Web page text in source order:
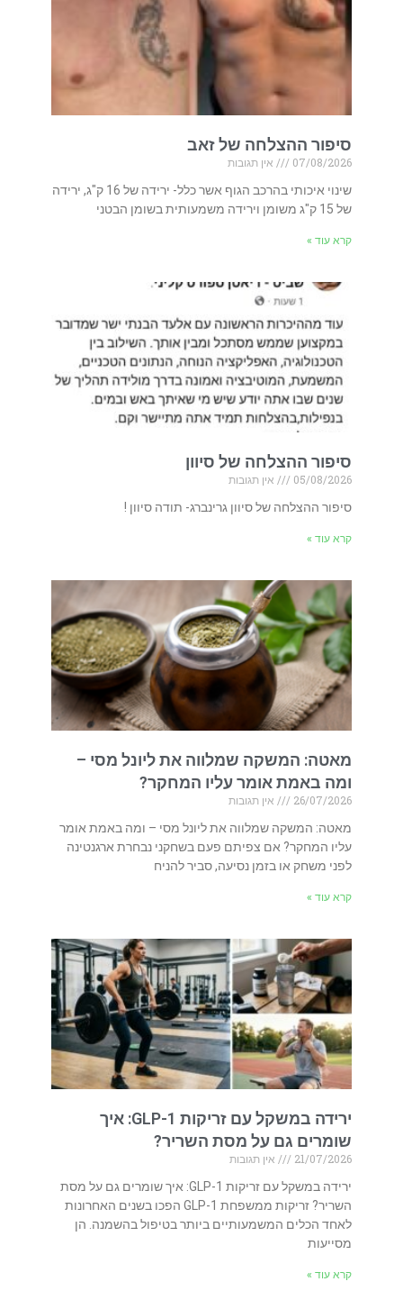
סיפור ההצלחה של זאב
07/08/2026
אין תגובות
שינוי איכותי בהרכב הגוף אשר כלל- ירידה של 16 ק"ג, ירידה
של 15 ק"ג משומן וירידה משמעותית בשומן הבטני
קרא עוד »
סיפור ההצלחה של סיוון
05/08/2026
אין תגובות
סיפור ההצלחה של סיוון גרינברג- תודה סיוון !
קרא עוד »
מאטה: המשקה שמלווה את ליונל מסי –
ומה באמת אומר עליו המחקר?
26/07/2026
אין תגובות
מאטה: המשקה שמלווה את ליונל מסי – ומה באמת אומר
עליו המחקר? אם צפיתם פעם בשחקני נבחרת ארגנטינה
לפני משחק או בזמן נסיעה, סביר להניח
קרא עוד »
ירידה במשקל עם זריקות GLP-1: איך
שומרים גם על מסת השריר?
21/07/2026
אין תגובות
ירידה במשקל עם זריקות GLP-1: איך שומרים גם על מסת
השריר? זריקות ממשפחת GLP-1 הפכו בשנים האחרונות
לאחד הכלים המשמעותיים ביותר בטיפול בהשמנה. הן
מסייעות
קרא עוד »